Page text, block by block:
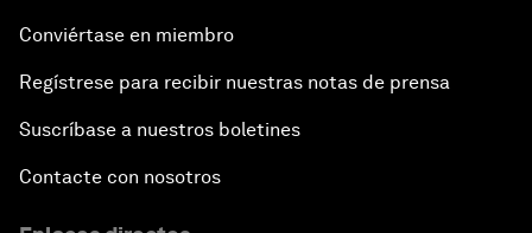
Conviértase en miembro
Regístrese para recibir nuestras notas de prensa
Suscríbase a nuestros boletines
Contacte con nosotros